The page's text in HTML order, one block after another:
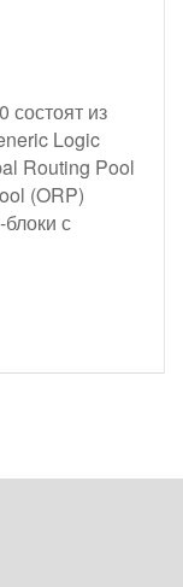
состоят из
Logic
Routing Pool
(ORP)
с